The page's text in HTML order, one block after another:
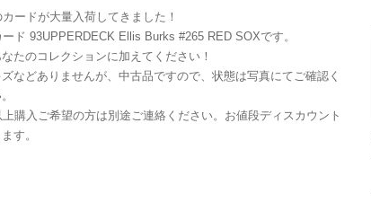
カードが大量入荷してきました！
ード 93UPPERDECK Ellis Burks #265 RED SOXです。
たのコレクションに加えてください！
などありませんが、中古品ですので、状態は写真にてご確認く
上購入ご希望の方は別途ご連絡ください。お値段ディスカウント
す。